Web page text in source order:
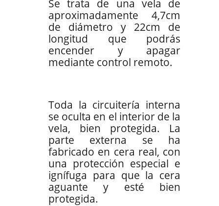
Se trata de una vela de
aproximadamente 4,7cm
de diámetro y 22cm de
longitud que podrás
encender y apagar
mediante control remoto.
Toda la circuitería interna
se oculta en el interior de la
vela, bien protegida. La
parte externa se ha
fabricado en cera real, con
una protección especial e
ignífuga para que la cera
aguante y esté bien
protegida.